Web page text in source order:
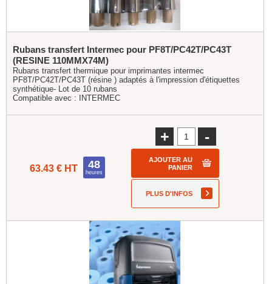
Rubans transfert Intermec pour PF8T/PC42T/PC43T
(RESINE 110MMX74M)
Rubans transfert thermique pour imprimantes intermec
PF8T/PC42T/PC43T (résine ) adaptés à l'impression d'étiquettes
synthétique- Lot de 10 rubans
Compatible avec :
INTERMEC
63.43 € HT 48
heures
+ -
AJOUTER AU
PANIER
PLUS D'INFOS